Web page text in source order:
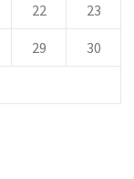
22 23
29 30